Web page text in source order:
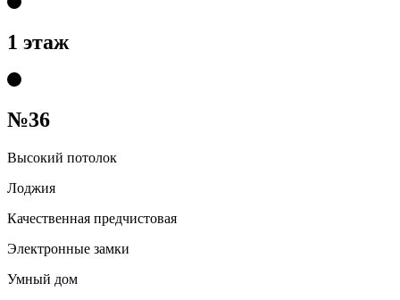
1 этаж
№36
Высокий потолок
Лоджия
Качественная предчистовая
Электронные замки
Умный дом